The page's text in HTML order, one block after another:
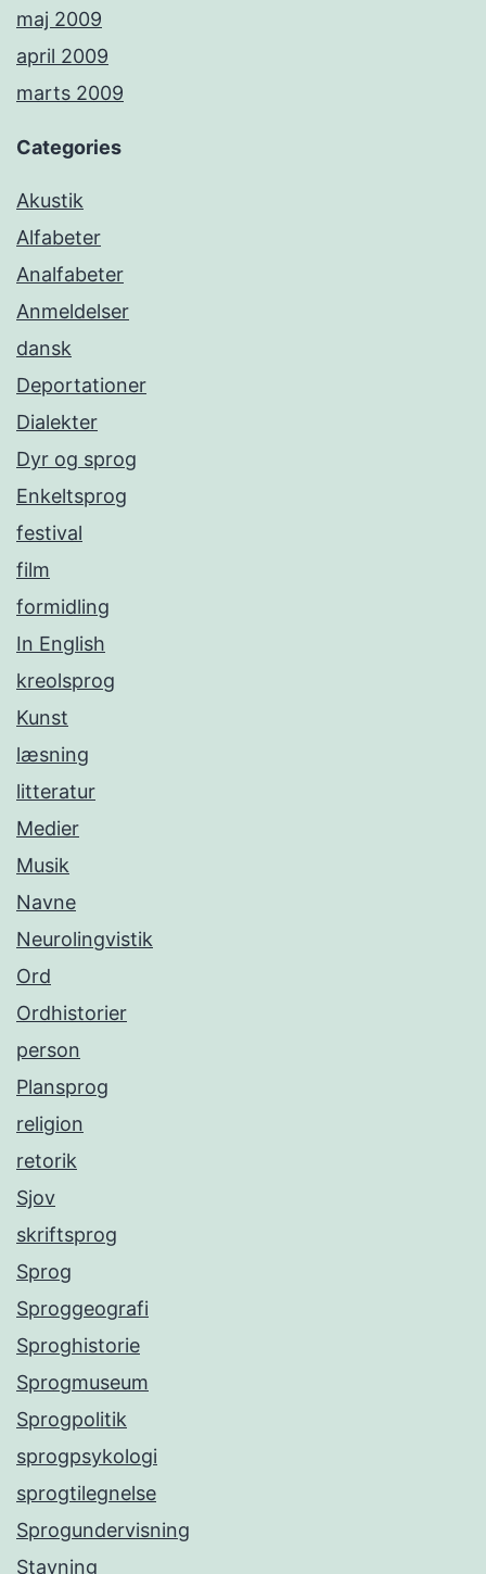
maj 2009
april 2009
marts 2009
Categories
Akustik
Alfabeter
Analfabeter
Anmeldelser
dansk
Deportationer
Dialekter
Dyr og sprog
Enkeltsprog
festival
film
formidling
In English
kreolsprog
Kunst
læsning
litteratur
Medier
Musik
Navne
Neurolingvistik
Ord
Ordhistorier
person
Plansprog
religion
retorik
Sjov
skriftsprog
Sprog
Sproggeografi
Sproghistorie
Sprogmuseum
Sprogpolitik
sprogpsykologi
sprogtilegnelse
Sprogundervisning
Stavning